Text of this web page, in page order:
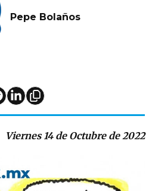
Pepe Bolaños
Viernes 14 de Octubre de 2022